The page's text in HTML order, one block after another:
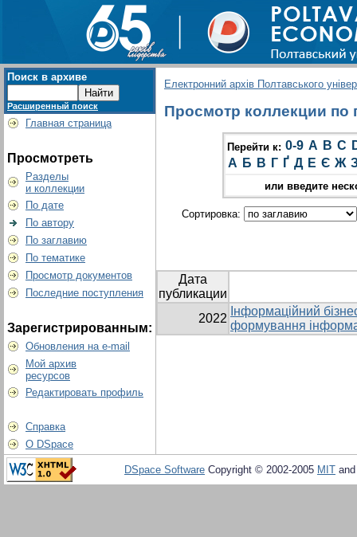
Поиск в архиве
Расширенный поиск
Главная страница
Просмотреть
Разделы
и коллекции
По дате
По автору
По заглавию
По тематике
Просмотр документов
Последние поступления
Зарегистрированным:
Обновления на e-mail
Мой архив
ресурсов
Редактировать профиль
Справка
О DSpace
Електронний архів Полтавського
Просмотр коллекции по
Перейти к: 0-9 A B C
А Б В Г Ґ Д Е Є Ж
или введите
Сортировка:
Дата
публикации
2022
Інформаційний
формування
DSpace Software Copyright © 2002-2005 MIT